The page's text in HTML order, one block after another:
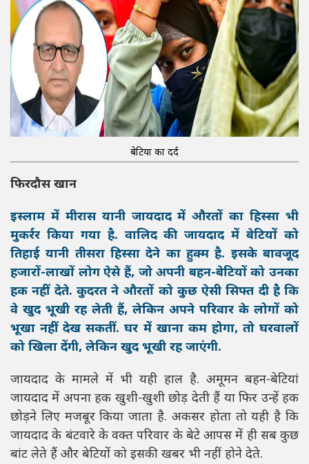
बेटियों का दर्द
फिरदौस खान
इस्लाम में मीरास यानी जायदाद में औरतों का हिस्सा भी
मुकर्रर किया गया है. वालिद की जायदाद में बेटियों को
तिहाई यानी तीसरा हिस्सा देने का हुक्म है. इसके बावजूद
हजारों-लाखों लोग ऐसे हैं, जो अपनी बहन-बेटियों को उनका
हक नहीं देते. कुदरत ने औरतों को कुछ ऐसी सिफ्त दी है कि
वे खुद भूखी रह लेती हैं, लेकिन अपने परिवार के लोगों को
भूखा नहीं देख सकतीं. घर में खाना कम होगा, तो घरवालों
को खिला देंगी, लेकिन खुद भूखी रह जाएंगी.
जायदाद के मामले में भी यही हाल है. अमूमन बहन-बेटियां
जायदाद में अपना हक खुशी-खुशी छोड़ देती हैं या फिर उन्हें हक
छोड़ने लिए मजबूर किया जाता है. अकसर होता तो यही है कि
जायदाद के बंटवारे के वक्त परिवार के बेटे आपस में ही सब कुछ
बांट लेते हैं और बेटियों को इसकी खबर भी नहीं होने देते.